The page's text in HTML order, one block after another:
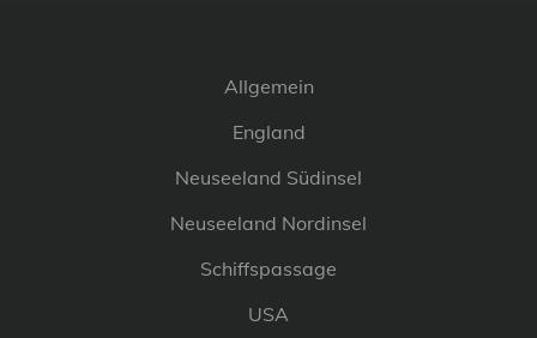
Allgemein
England
Neuseeland Südinsel
Neuseeland Nordinsel
Schiffspassage
USA